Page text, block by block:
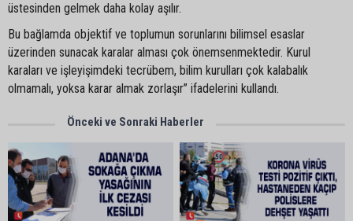
üstesinden gelmek daha kolay aşılır.
Bu bağlamda objektif ve toplumun sorunlarını bilimsel esaslar
üzerinden sunacak karalar alması çok önemsenmektedir. Kurul
karaları ve işleyişimdeki tecrübem, bilim kurulları çok kalabalık
olmamalı, yoksa karar almak zorlaşır” ifadelerini kullandı.
Önceki ve Sonraki Haberler